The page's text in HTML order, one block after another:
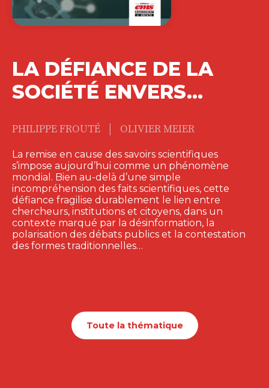
LA DÉFIANCE DE LA
SOCIÉTÉ ENVERS…
PHILIPPE FROUTÉ OLIVIER MEIER
La remise en cause des savoirs scientifiques
s’impose aujourd’hui comme un phénomène
mondial. Bien au-delà d’une simple
incompréhension des faits scientifiques, cette
défiance fragilise durablement le lien entre
chercheurs, institutions et citoyens, dans un
contexte marqué par la désinformation, la
polarisation des débats publics et la contestation
des formes traditionnelles…
Toute la thématique